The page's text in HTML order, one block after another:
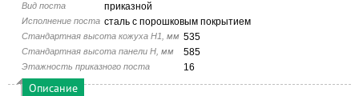
Вид поста приказной
Исполнение поста сталь с порошковым покрытием
Стандартная высота кожуха H1, мм 535
Стандартная высота панели H, мм 585
Этажность приказного поста 16
Описание